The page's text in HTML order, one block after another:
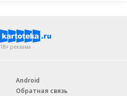
18+ реклама
Android
Обратная связь